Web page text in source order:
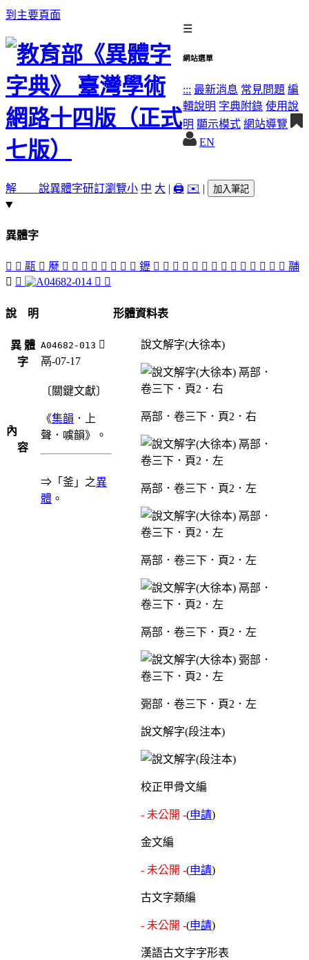
到主要頁面
☰
網站選單
::: 最新消息 常見問題 編
輯說明 字典附錄 使用說
明 顯示模式 網站導覽
EN
解 說異體字研訂瀏覽小 中 大 | 🖨️ ✉️ | 加入筆記
異體字
󶵍 󶵎 䰛 󶵂 㽁 󶵏 󶵁 󶴿 𨬑 󶵋 󶵑 󶵊 󶵀 䥶 󶵅 󶴽 󶴼 󶵇 󶴻 󶴾 󶵌 󶵆 󶵃 𩰲 䰜 󶵉 󶵄 󶵐 鬴
󶍣 𩱉 𩱔 󶵈
說 明
異 體
字
A04682-013 󶍣
鬲-07-17
內
容
〔關鍵文獻〕
《集韻 ．上
聲．噳韻》。
⇒「釜」之異
體 。
形體資料表
說文解字(大徐本)
鬲部．卷三下．頁2．右
鬲部．卷三下．頁2．左
鬲部．卷三下．頁2．左
鬲部．卷三下．頁2．左
䰜部．卷三下．頁2．左
說文解字(段注本)
校正甲骨文編
- 未公開 -(申請)
金文編
- 未公開 -(申請)
古文字類編
- 未公開 -(申請)
漢語古文字字形表